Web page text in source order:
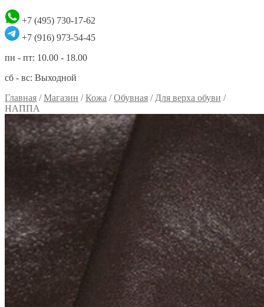
+7 (495) 730-17-62
+7 (916) 973-54-45
пн - пт: 10.00 - 18.00
сб - вс: Выходной
Главная /Магазин /Кожа /Обувная / Для верха обуви /
НАППА